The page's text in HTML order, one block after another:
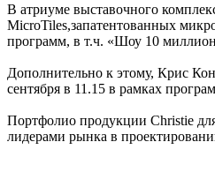
В атриуме выставочного
MicroTiles,запатентованных
программ, в т.ч. «Шоу 10
Дополнительно к этому, Крис
сентября в 11.15 в рамках
Портфолио продукции Christie
лидерами рынка в